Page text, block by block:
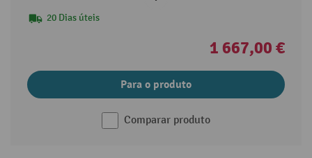
20 Dias úteis
1 667,00 €
Para o produto
Comparar produto